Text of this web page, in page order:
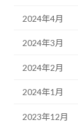
2024年4月
2024年3月
2024年2月
2024年1月
2023年12月